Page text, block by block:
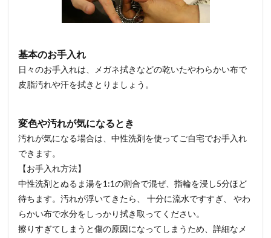
基本のお手入れ
日々のお手入れは、メガネ拭きなどの乾いたやわらかい布で
皮脂汚れや汗を拭きとりましょう。
変色や汚れが気になるとき
汚れが気になる場合は、中性洗剤を使ってご自宅でお手入れ
できます。
【お手入れ方法】
中性洗剤とぬるま湯を1:1の割合で混ぜ、指輪を浸し5分ほど
待ちます。汚れが浮いてきたら、 十分に流水ですすぎ、 やわ
らかい布で水分をしっかり拭き取ってください。
擦りすぎてしまうと傷の原因になってしまうため、詳細なメ